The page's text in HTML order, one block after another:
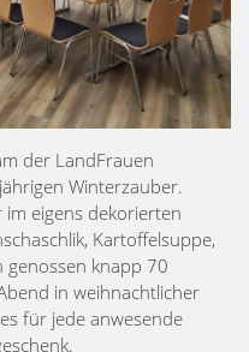
der LandFrauen
Winterzauber.
im eigens dekorierten
Kartoffelsuppe,
genossen knapp 70
in weihnachtlicher
für jede anwesende